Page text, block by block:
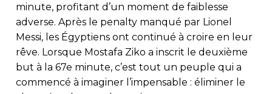
minute, profitant d’un moment de faiblesse
adverse. Après le penalty manqué par Lionel
Messi, les Égyptiens ont continué à croire en leur
rêve. Lorsque Mostafa Ziko a inscrit le deuxième
but à la 67e minute, c’est tout un peuple qui a
commencé à imaginer l’impensable : éliminer le